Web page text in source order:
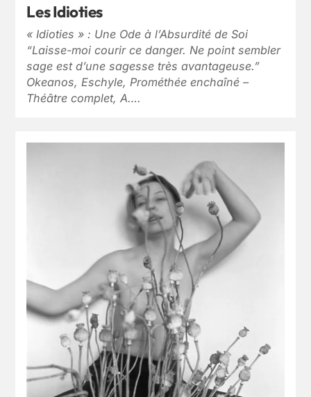
Les Idioties
« Idioties » : Une Ode à l’Absurdité de Soi
“Laisse-moi courir ce danger. Ne point sembler
sage est d’une sagesse très avantageuse.”
Okeanos, Eschyle, Prométhée enchaîné –
Théâtre complet, A….